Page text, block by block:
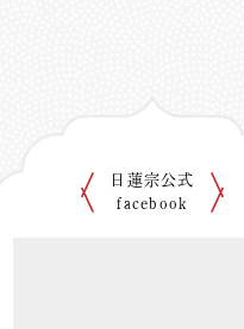
日蓮宗公式
facebook